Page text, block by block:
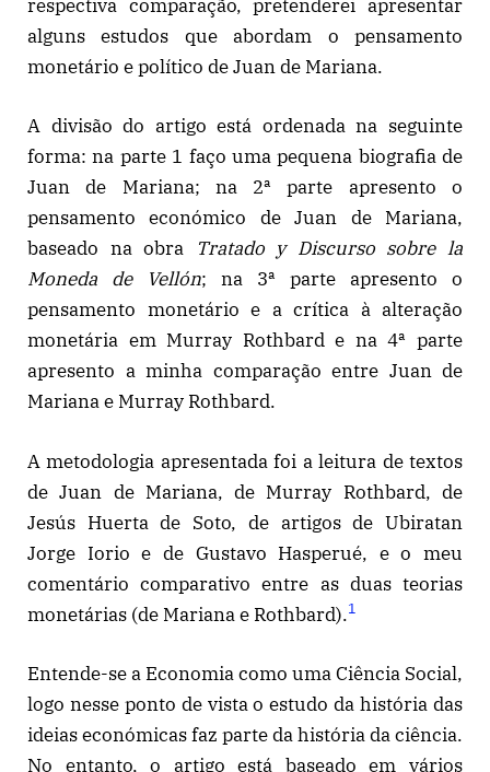
respectiva comparação, pretenderei apresentar
alguns estudos que abordam o pensamento
monetário e político de Juan de Mariana.
A divisão do artigo está ordenada na seguinte
forma: na parte 1 faço uma pequena biografia de
Juan de Mariana; na 2ª parte apresento o
pensamento económico de Juan de Mariana,
baseado na obra
Tratado y Discurso sobre la
Moneda de Vellón; na 3ª parte apresento o
pensamento monetário e a crítica à alteração
monetária em Murray Rothbard e na 4ª parte
apresento a minha comparação entre Juan de
Mariana e Murray Rothbard.
A metodologia apresentada foi a leitura de textos
de Juan de Mariana, de Murray Rothbard, de
Jesús Huerta de Soto, de artigos de Ubiratan
Jorge Iorio e de Gustavo Hasperué, e o meu
comentário comparativo entre as duas teorias
monetárias (de Mariana e Rothbard).1
Entende-se a Economia como uma Ciência Social,
logo nesse ponto de vista o estudo da história das
ideias económicas faz parte da história da ciência.
No entanto, o artigo está baseado em vários